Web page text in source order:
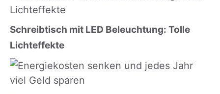
Schreibtisch mit LED Beleuchtung: Tolle
Lichteffekte